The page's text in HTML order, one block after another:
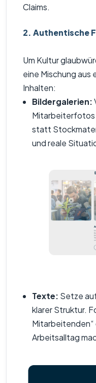
Claims.
2. Authentische
Um Kultur
eine Mischung aus
Inhalten:
Bildergalerien:
Mitarbeiterfotos
statt
und reale
Texte: Setze
klarer Struktur.
Arbeitsalltag